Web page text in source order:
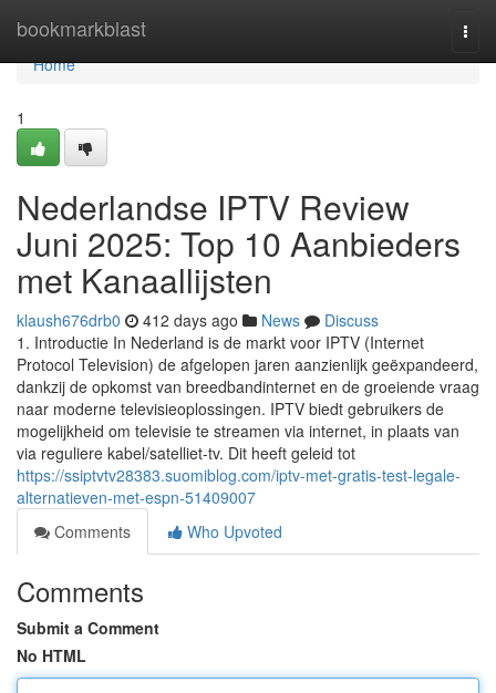
bookmarkblast
Home
Home
1
Nederlandse IPTV Review
Juni 2025: Top 10 Aanbieders
met Kanaallijsten
klaush676drb0 412 days ago News
Discuss
1. Introductie In Nederland is de markt voor IPTV (Internet
Protocol Television) de afgelopen jaren aanzienlijk geëxpandeerd,
dankzij de opkomst van breedbandinternet en de groeiende vraag
naar moderne televisieoplossingen. IPTV biedt gebruikers de
mogelijkheid om televisie te streamen via internet, in plaats van
via reguliere kabel/satelliet-tv. Dit heeft geleid tot
https://ssiptvtv28383.suomiblog.com/iptv-met-gratis-test-legale-
alternatieven-met-espn-51409007
Comments
Who Upvoted
Comments
Submit a Comment
No HTML